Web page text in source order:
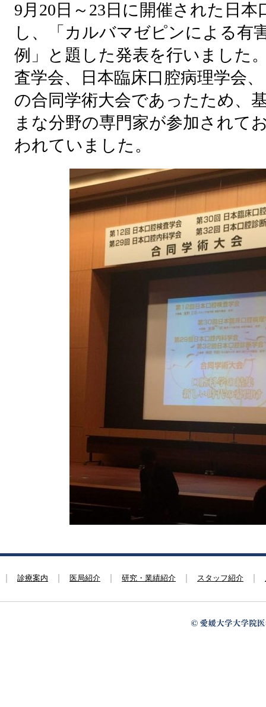
9月20日～23日に開催された日
し、「カルバマゼピンによる有
例」と題した発表を行いました
査学会、日本臨床口腔病理学会
の合同学術大会であったため、
まな分野の専門家が参加されて
われていました。
診療案内 医局紹介 研究・業績紹介 スタッフ紹介